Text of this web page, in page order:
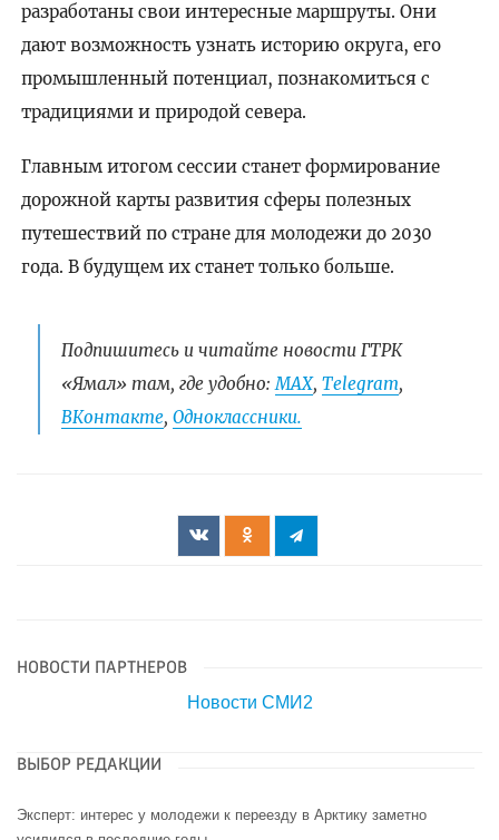
разработаны свои интересные маршруты. Они
дают возможность узнать историю округа, его
промышленный потенциал, познакомиться с
традициями и природой севера.
Главным итогом сессии станет формирование
дорожной карты развития сферы полезных
путешествий по стране для молодежи до 2030
года. В будущем их станет только больше.
Подпишитесь и читайте новости ГТРК
«Ямал» там, где удобно: МАХ, Telegram,
ВКонтакте, Одноклассники.
НОВОСТИ ПАРТНЕРОВ
Новости СМИ2
ВЫБОР РЕДАКЦИИ
Эксперт: интерес у молодежи к переезду в Арктику заметно